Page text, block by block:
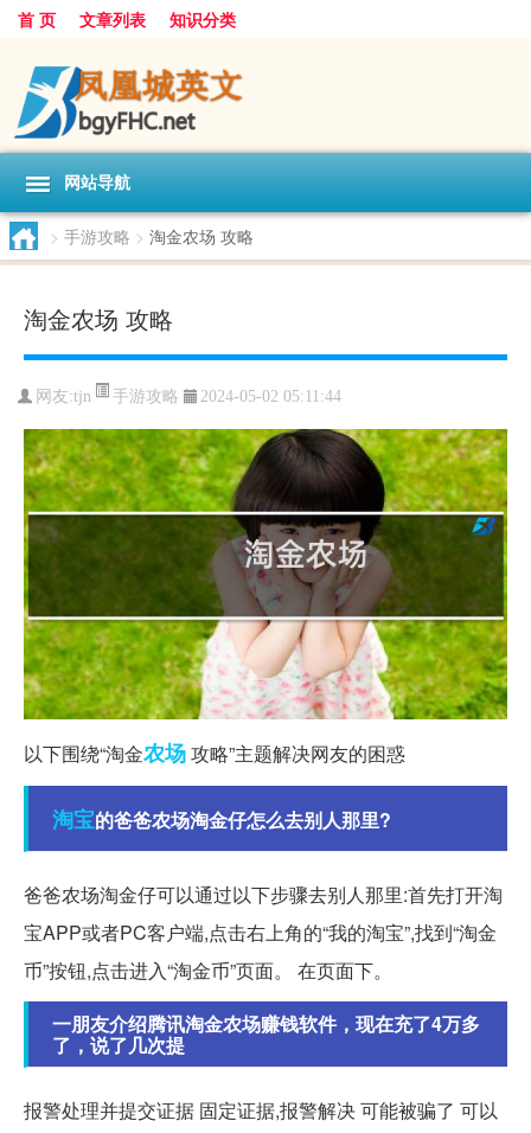
首 页 文章列表 知识分类
网站导航
> 手游攻略 > 淘金农场 攻略
淘金农场 攻略
网友:tjn 手游攻略 2024-05-02 05:11:44
以下围绕“淘金农场攻略”主题解决网友的困惑
淘宝的爸爸农场淘金仔怎么去别人那里?
爸爸农场淘金仔可以通过以下步骤去别人那里:首先打开淘
宝APP或者PC客户端,点击右上角的“我的淘宝”,找到“淘金
币”按钮,点击进入“淘金币”页面。 在页面下。
一朋友介绍腾讯淘金农场赚钱软件，现在充了4万多
了，说了几次提
报警处理并提交证据 固定证据,报警解决 可能被骗了 可以